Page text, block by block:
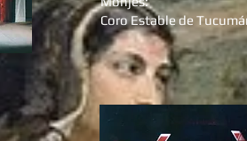
Coro Estable de